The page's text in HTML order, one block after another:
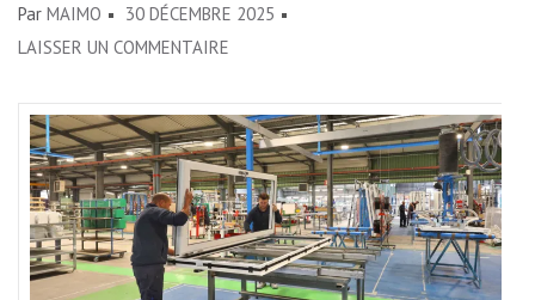
Par MAIMO
30 DÉCEMBRE 2025
LAISSER UN COMMENTAIRE
DE
MENUISERIE
ALUMINIUM
POUR
PROFESSIONNEL
: